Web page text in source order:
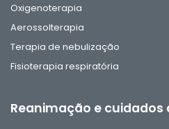
Oxigenoterapia
Aerossolterapia
Terapia de nebulização
Fisioterapia respiratória
Reanimação e cuidados